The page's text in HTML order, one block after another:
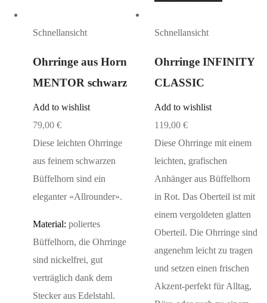
Schnellansicht
Ohrringe aus Horn
MENTOR schwarz
Add to wishlist
79,00 €
Diese leichten Ohrringe
aus feinem schwarzen
Büffelhorn sind ein
eleganter «Allrounder».
Material: poliertes
Büffelhorn, die Ohrringe
sind nickelfrei, gut
verträglich dank dem
Stecker aus Edelstahl.
Schnellansicht
Ohrringe INFINITY
CLASSIC
Add to wishlist
119,00 €
Diese Ohrringe mit einem
leichten, grafischen
Anhänger aus Büffelhorn
in Rot. Das Oberteil ist mit
einem vergoldeten glatten
Oberteil. Die Ohrringe sind
angenehm leicht zu tragen
und setzen einen frischen
Akzent-perfekt für Alltag,